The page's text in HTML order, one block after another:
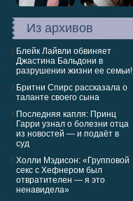
Из архивов
Блейк Лайвли обвиняет
Джастина Бальдони в
разрушении жизни ее семьи!
Бритни Спирс рассказала о
таланте своего сына
Последняя капля: Принц
Гарри узнал о болезни отца
из новостей — и подаёт в
суд
Холли Мэдисон: «Групповой
секс с Хефнером был
отвратителен — я это
ненавидела»